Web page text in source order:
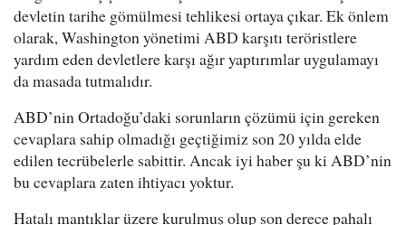
devletin tarihe gömülmesi tehlikesi ortaya çıkar. Ek önlem
olarak, Washington yönetimi ABD karşıtı teröristlere
yardım eden devletlere karşı ağır yaptırımlar uygulamayı
da masada tutmalıdır.
ABD’nin Ortadoğu’daki sorunların çözümü için gereken
cevaplara sahip olmadığı geçtiğimiz son 20 yılda elde
edilen tecrübelerle sabittir. Ancak iyi haber şu ki ABD’nin
bu cevaplara zaten ihtiyacı yoktur.
Hatalı mantıklar üzere kurulmuş olup son derece pahalı